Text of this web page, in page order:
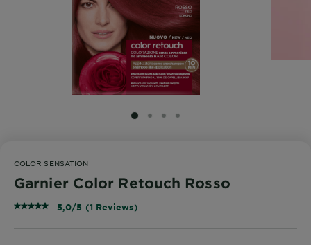
SLIDE 1
SLIDE 2
SLIDE 3
SLIDE 4
COLOR SENSATION
Garnier Color Retouch Rosso
5,0/5 (1 Reviews)